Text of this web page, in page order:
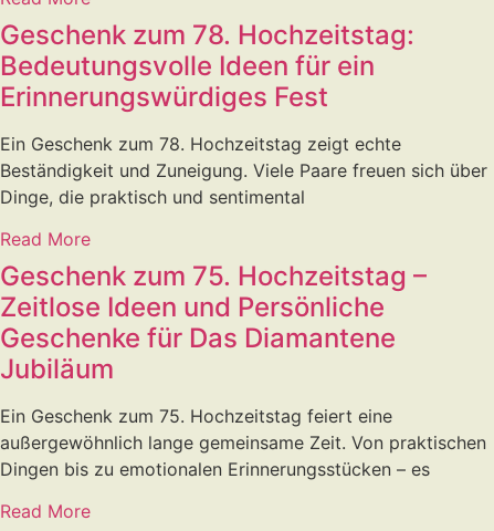
Geschenk zum 78. Hochzeitstag:
Bedeutungsvolle Ideen für ein
Erinnerungswürdiges Fest
Ein Geschenk zum 78. Hochzeitstag zeigt echte
Beständigkeit und Zuneigung. Viele Paare freuen sich über
Dinge, die praktisch und sentimental
Read More
Geschenk zum 75. Hochzeitstag –
Zeitlose Ideen und Persönliche
Geschenke für Das Diamantene
Jubiläum
Ein Geschenk zum 75. Hochzeitstag feiert eine
außergewöhnlich lange gemeinsame Zeit. Von praktischen
Dingen bis zu emotionalen Erinnerungsstücken – es
Read More